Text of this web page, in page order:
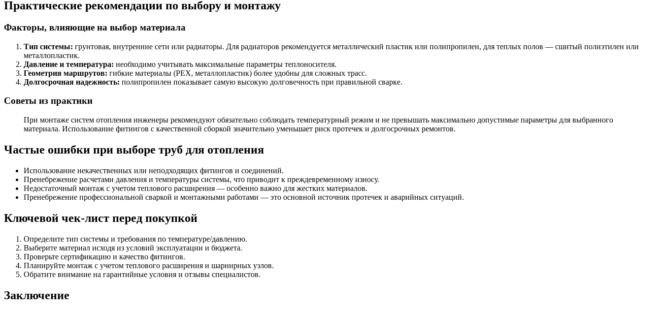
Практические рекомендации по выбору и монтажу
Факторы, влияющие на выбор материала
Тип системы: грунтовая, внутренние сети или радиаторы. Для радиаторов рекомендуется металлический пластик или полипропилен, для теплых полов — сшитый полиэтилен или
металлопластик.
Давление и температура: необходимо учитывать максимальные параметры теплоносителя.
Геометрия маршрутов: гибкие материалы (PEX, металлопластик) более удобны для сложных трасс.
Долгосрочная надежность: полипропилен показывает самую высокую долговечность при правильной сварке.
Советы из практики
При монтаже систем отопления инженеры рекомендуют обязательно соблюдать температурный режим и не превышать максимально допустимые параметры для выбранного
материала. Использование фитингов с качественной сборкой значительно уменьшает риск протечек и долгосрочных ремонтов.
Частые ошибки при выборе труб для отопления
Использование некачественных или неподходящих фитингов и соединений.
Пренебрежение расчетами давления и температуры системы, что приводит к преждевременному износу.
Недостаточный монтаж с учетом теплового расширения — особенно важно для жестких материалов.
Пренебрежение профессиональной сваркой и монтажными работами — это основной источник протечек и аварийных ситуаций.
Ключевой чек-лист перед покупкой
Определите тип системы и требования по температуре/давлению.
Выберите материал исходя из условий эксплуатации и бюджета.
Проверьте сертификацию и качество фитингов.
Планируйте монтаж с учетом теплового расширения и шарнирных узлов.
Обратите внимание на гарантийные условия и отзывы специалистов.
Заключение